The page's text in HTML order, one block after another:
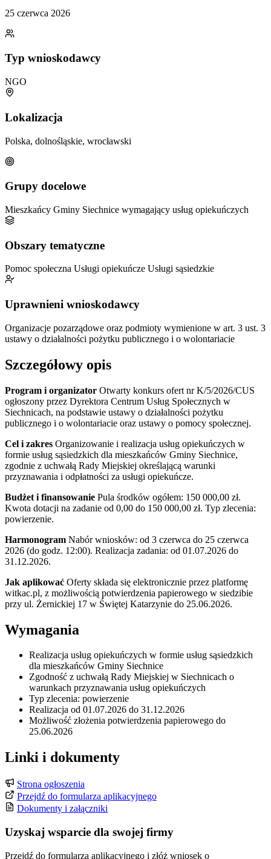
25 czerwca 2026
Typ wnioskodawcy
NGO
Lokalizacja
Polska, dolnośląskie, wrocławski
Grupy docelowe
Mieszkańcy Gminy Siechnice wymagający usług opiekuńczych
Obszary tematyczne
Pomoc społeczna Usługi opiekuńcze Usługi sąsiedzkie
Uprawnieni wnioskodawcy
Organizacje pozarządowe oraz podmioty wymienione w art. 3 ust. 3
ustawy o działalności pożytku publicznego i o wolontariacie
Szczegółowy opis
Program i organizator Otwarty konkurs ofert nr K/5/2026/CUS
ogłoszony przez Dyrektora Centrum Usług Społecznych w
Siechnicach, na podstawie ustawy o działalności pożytku
publicznego i o wolontariacie oraz ustawy o pomocy społecznej.
Cel i zakres Organizowanie i realizacja usług opiekuńczych w
formie usług sąsiedzkich dla mieszkańców Gminy Siechnice,
zgodnie z uchwałą Rady Miejskiej określającą warunki
przyznawania i odpłatności za usługi opiekuńcze.
Budżet i finansowanie Pula środków ogółem: 150 000,00 zł.
Kwota dotacji na zadanie od 0,00 do 150 000,00 zł. Typ zlecenia:
powierzenie.
Harmonogram Nabór wniosków: od 3 czerwca do 25 czerwca
2026 (do godz. 12:00). Realizacja zadania: od 01.07.2026 do
31.12.2026.
Jak aplikować Oferty składa się elektronicznie przez platformę
witkac.pl, z możliwością potwierdzenia papierowego w siedzibie
przy ul. Żernickiej 17 w Świętej Katarzynie do 25.06.2026.
Wymagania
Realizacja usług opiekuńczych w formie usług sąsiedzkich
dla mieszkańców Gminy Siechnice
Zgodność z uchwałą Rady Miejskiej w Siechnicach o
warunkach przyznawania usług opiekuńczych
Typ zlecenia: powierzenie
Realizacja od 01.07.2026 do 31.12.2026
Możliwość złożenia potwierdzenia papierowego do
25.06.2026
Linki i dokumenty
Strona ogłoszenia
Przejdź do formularza aplikacyjnego
Dokumenty i załączniki
Uzyskaj wsparcie dla swojej firmy
Przejdź do formularza aplikacyjnego i złóż wniosek o